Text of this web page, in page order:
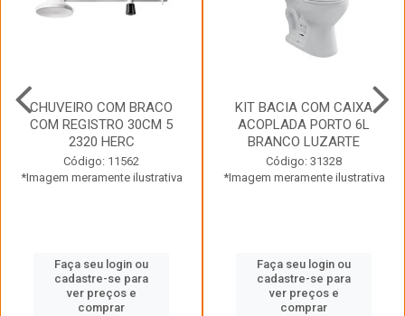
CHUVEIRO COM BRACO
COM REGISTRO 30CM 5
2320 HERC
Código: 11562
*Imagem meramente ilustrativa
Faça seu login ou
cadastre-se para
ver preços e
comprar
KIT BACIA COM CAIXA
ACOPLADA PORTO 6L
BRANCO LUZARTE
Código: 31328
*Imagem meramente ilustrativa
Faça seu login ou
cadastre-se para
ver preços e
comprar